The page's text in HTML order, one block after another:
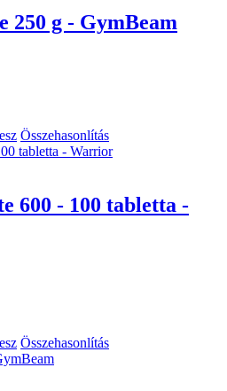
250 g - GymBeam
Összehasonlítás
600 - 100 tabletta -
Összehasonlítás